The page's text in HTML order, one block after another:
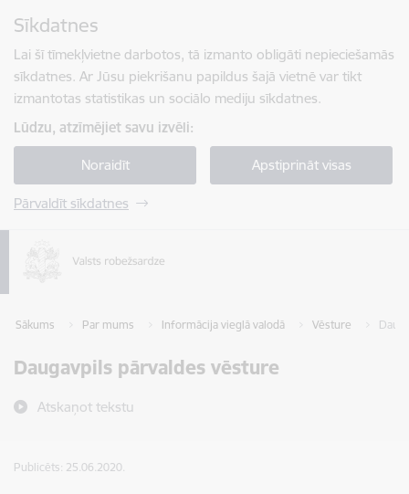
Sīkdatnes
Lai šī tīmekļvietne darbotos, tā izmanto obligāti nepieciešamās
sīkdatnes. Ar Jūsu piekrišanu papildus šajā vietnē var tikt
izmantotas statistikas un sociālo mediju sīkdatnes.
Lūdzu, atzīmējiet savu izvēli:
Noraidīt Apstiprināt visas
Pārvaldīt sīkdatnes
Sākums Par mums Informācija vieglā valodā Vēsture
Daugavpils pārvaldes vēsture
Atskaņot tekstu
Publicēts: 25.06.2020.